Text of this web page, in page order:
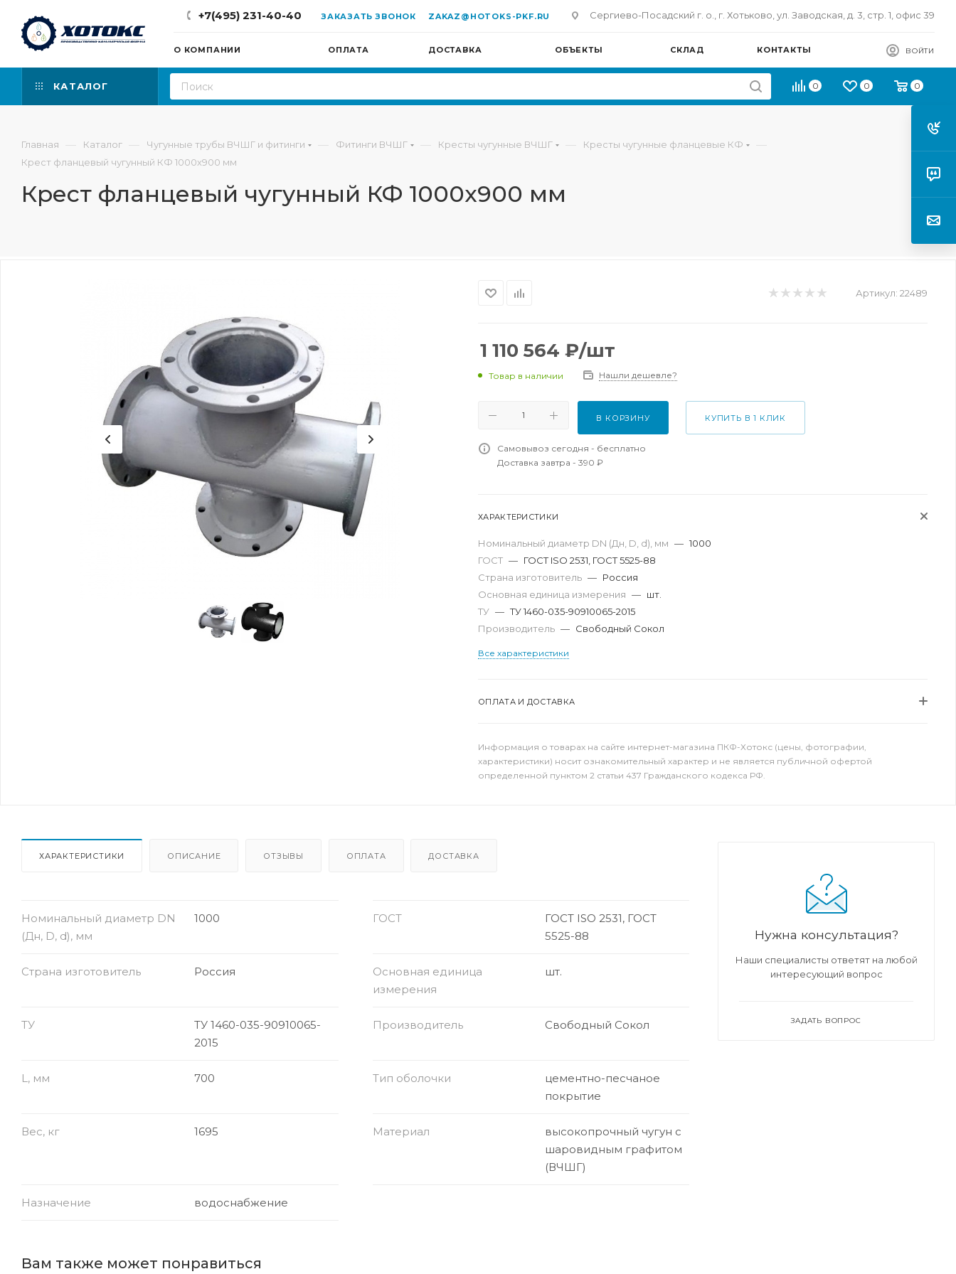
+7(495) 231-40-40 ЗАКАЗАТЬ ЗВОНОК ZAKAZ@HOTOKS-PKF.RU Сергиево-Посадский г. о., г. Хотьково, ул. Заводская, д. 3, стр. 1, офис 39
О КОМПАНИИ ОПЛАТА ДОСТАВКА ОБЪЕКТЫ СКЛАД КОНТАКТЫ ВОЙТИ
КАТАЛОГ 0 0 0
Главная — Каталог — Чугунные трубы ВЧШГ и фитинги — Фитинги ВЧШГ — Кресты чугунные ВЧШГ — Кресты чугунные фланцевые КФ —
Крест фланцевый чугунный КФ 1000х900 мм
Крест фланцевый чугунный КФ 1000х900 мм
Артикул: 22489
1 110 564 ₽/шт
Товар в наличии Нашли дешевле?
В КОРЗИНУ КУПИТЬ В 1 КЛИК
Самовывоз сегодня - бесплатно
Доставка завтра - 390 ₽
ХАРАКТЕРИСТИКИ
Номинальный диаметр DN (Дн, D, d), мм — 1000
ГОСТ — ГОСТ ISO 2531, ГОСТ 5525-88
Страна изготовитель — Россия
Основная единица измерения — шт.
ТУ — ТУ 1460-035-90910065-2015
Производитель — Свободный Сокол
Все характеристики
ОПЛАТА И ДОСТАВКА
Информация о товарах на сайте интернет-магазина ПКФ-Хотокс (цены, фотографии,
характеристики) носит ознакомительный характер и не является публичной офертой
определенной пунктом 2 статьи 437 Гражданского кодекса РФ.
ХАРАКТЕРИСТИКИ ОПИСАНИЕ ОТЗЫВЫ ОПЛАТА ДОСТАВКА
Номинальный диаметр DN
(Дн, D, d), мм
1000 ГОСТ
ГОСТ ISO 2531, ГОСТ
5525-88
Страна изготовитель Россия
Основная единица
измерения
шт.
ТУ
ТУ 1460-035-90910065-
2015
Производитель Свободный Сокол
L, мм 700 Тип оболочки
цементно-песчаное
покрытие
Вес, кг 1695 Материал
высокопрочный чугун с
шаровидным графитом
(ВЧШГ)
Назначение водоснабжение
Вам также может понравиться
Нужна консультация?
Наши специалисты ответят на любой
интересующий вопрос
ЗАДАТЬ ВОПРОС